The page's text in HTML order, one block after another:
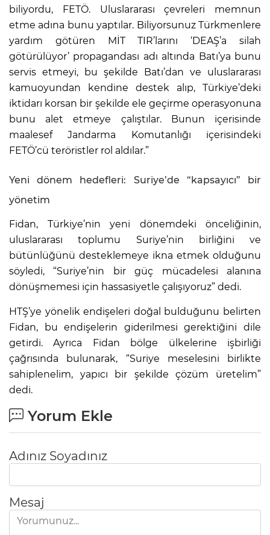
biliyordu, FETÖ. Uluslararası çevreleri memnun
etme adına bunu yaptılar. Biliyorsunuz Türkmenlere
yardım götüren MİT TIR’larını ‘DEAŞ’a silah
götürülüyor’ propagandası adı altında Batı’ya bunu
servis etmeyi, bu şekilde Batı’dan ve uluslararası
kamuoyundan kendine destek alıp, Türkiye’deki
iktidarı korsan bir şekilde ele geçirme operasyonuna
bunu alet etmeye çalıştılar. Bunun içerisinde
maalesef Jandarma Komutanlığı içerisindeki
FETÖ’cü teröristler rol aldılar.”
Yeni dönem hedefleri: Suriye’de “kapsayıcı” bir
yönetim
Fidan, Türkiye’nin yeni dönemdeki önceliğinin,
uluslararası toplumu Suriye’nin birliğini ve
bütünlüğünü desteklemeye ikna etmek olduğunu
söyledi, “Suriye’nin bir güç mücadelesi alanına
dönüşmemesi için hassasiyetle çalışıyoruz” dedi.
HTŞ’ye yönelik endişeleri doğal bulduğunu belirten
Fidan, bu endişelerin giderilmesi gerektiğini dile
getirdi. Ayrıca Fidan bölge ülkelerine işbirliği
çağrısında bulunarak, “Suriye meselesini birlikte
sahiplenelim, yapıcı bir şekilde çözüm üretelim”
dedi.
Yorum Ekle
Adınız Soyadınız
Mesaj